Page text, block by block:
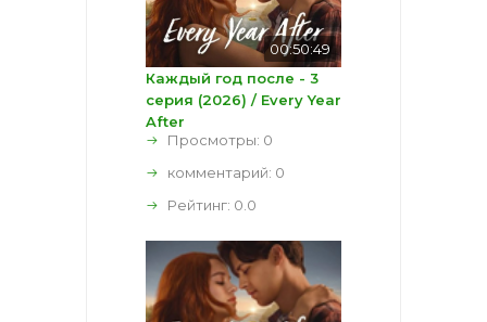
00:50:49
Каждый год после - 3
серия (2026) / Every Year
After
Просмотры: 0
комментарий: 0
Рейтинг: 0.0